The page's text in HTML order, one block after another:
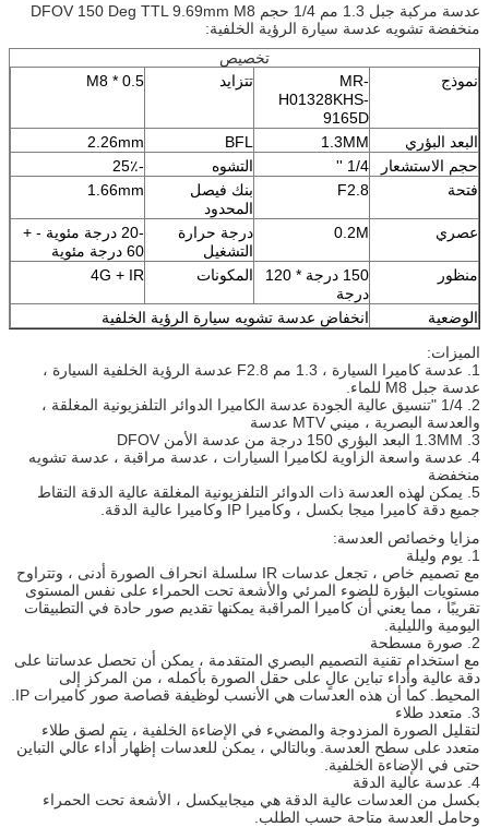
عدسة مركبة جبل 1.3 مم 1/4 حجم DFOV 150 Deg TTL 9.69mm M8
منخفضة تشويه عدسة سيارة الرؤية الخلفية:
تخصيص
نموذج
MR-
H01328KHS-
9165D
تتزايد M8 * 0.5
البعد البؤري 1.3MM
BFL
2.26mm
حجم الاستشعار
1/4 '' التشوه
-25٪
فتحة
F2.8
بنك فيصل
المحدود
1.66mm
عصري 0.2M
درجة حرارة
التشغيل
-20 درجة مئوية - +
60 درجة مئوية
منظور
150 درجة * 120
درجة
المكونات 4G + IR
الوضعية
انخفاض عدسة تشويه سيارة الرؤية الخلفية
الميزات:
1. عدسة كاميرا السيارة ، 1.3 مم F2.8 عدسة الرؤية الخلفية السيارة ،
عدسة جبل M8 للماء.
2. 1/4 "تنسيق عالية الجودة عدسة الكاميرا الدوائر التلفزيونية المغلقة ،
والعدسة البصرية ، ميني MTV عدسة
3. 1.3MM البعد البؤري 150 درجة من عدسة الأمن DFOV
4. عدسة واسعة الزاوية لكاميرا السيارات ، عدسة مراقبة ، عدسة تشويه
منخفضة
5. يمكن لهذه العدسة ذات الدوائر التلفزيونية المغلقة عالية الدقة التقاط
جميع دقة كاميرا ميجا بكسل ، وكاميرا IP وكاميرا عالية الدقة.
مزايا وخصائص العدسة:
1. يوم وليلة
مع تصميم خاص ، تجعل عدسات IR سلسلة انحراف الصورة أدنى ، وتتراوح
مستويات البؤرة للضوء المرئي والأشعة تحت الحمراء على نفس المستوى
تقريبًا ، مما يعني أن كاميرا المراقبة يمكنها تقديم صور حادة في التطبيقات
اليومية والليلية.
2. صورة مسطحة
مع استخدام تقنية التصميم البصري المتقدمة ، يمكن أن تحصل عدساتنا على
دقة عالية وأداء تباين عالٍ على حقل الصورة بأكمله ، من المركز إلى
المحيط. كما أن هذه العدسات هي الأنسب لوظيفة قصاصة صور كاميرات IP.
3. متعدد طلاء
لتقليل الصورة المزدوجة والمضيء في الإضاءة الخلفية ، يتم لصق طلاء
متعدد على سطح العدسة. وبالتالي ، يمكن للعدسات إظهار أداء عالي التباين
حتى في الإضاءة الخلفية.
4. عدسة عالية الدقة
بكسل من العدسات عالية الدقة هي ميجابيكسل ، الأشعة تحت الحمراء
وحامل العدسة متاحة حسب الطلب.